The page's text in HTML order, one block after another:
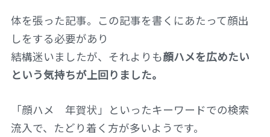
体を張った記事。この記事を書くにあたって顔出
しをする必要があり
結構迷いましたが、それよりも顔ハメを広めたい
という気持ちが上回りました。
「顔ハメ 年賀状」といったキーワードでの検索
流入で、たどり着く方が多いようです。